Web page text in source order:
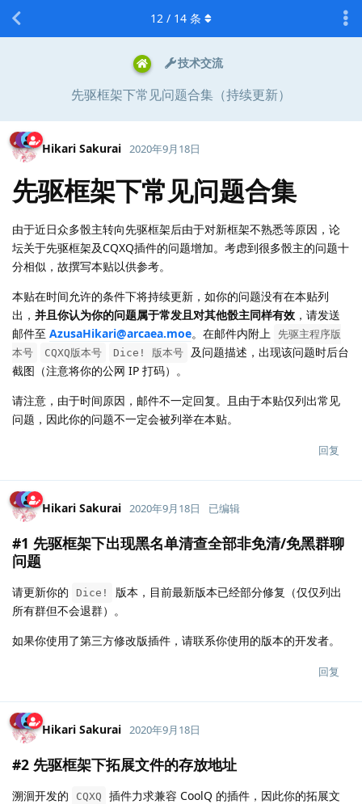
技术交流
先驱框架下常见问题合集（持续更新）
12 / 14 条
Hikari Sakurai 2020年9月18日
先驱框架下常见问题合集
由于近日众多骰主转向先驱框架后由于对新框架不熟悉等原因，论
坛关于先驱框架及CQXQ插件的问题增加。考虑到很多骰主的问题十
分相似，故撰写本贴以供参考。
本贴在时间允许的条件下将持续更新，如你的问题没有在本贴列
出， 并且你认为你的问题属于常发且对其他骰主同样有效 ，请发送
邮件至 AzusaHikari@arcaea.moe。在邮件内附上
先驱主程序版
本号
CQXQ版本号 Dice! 版本号
及问题描述，出现该问题时后台
截图（注意将你的公网 IP 打码）。
请注意，由于时间原因，邮件不一定回复。且由于本贴仅列出常见
问题，因此你的问题不一定会被列举在本贴。
回复
Hikari Sakurai 2020年9月18日 已编辑
#1 先驱框架下出现黑名单清查全部非免清/免黑群聊
问题
请更新你的 Dice!
版本，目前最新版本已经部分修复（仅仅列出
所有群但不会退群）。
如果你使用了第三方修改版插件，请联系你使用的版本的开发者。
回复
Hikari Sakurai 2020年9月18日
#2 先驱框架下拓展文件的存放地址
溯洄开发的 CQXQ
插件力求兼容 CoolQ 的插件，因此你的拓展文